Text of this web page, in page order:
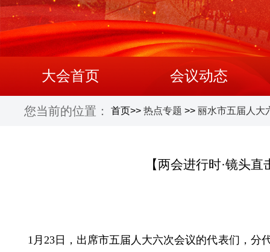
大会首页 会议动态
您当前的位置： 首页>> 热点专题 >> 丽水市五届人大
【两会进行时·镜头
1月23日，出席市五届人大六次会议的代表们，